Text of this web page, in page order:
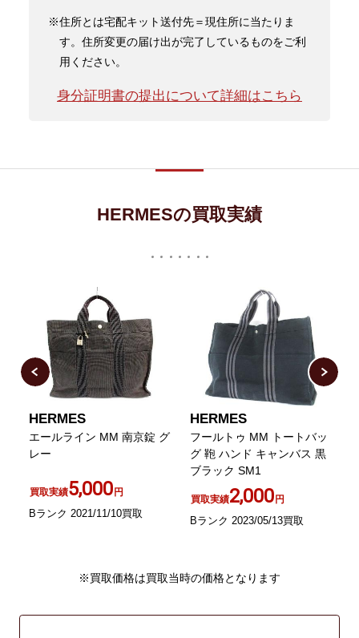
※住所とは宅配キット送付先＝現住所に当たりま
す。住所変更の届け出が完了しているものをご利
用ください。
身分証明書の提出について詳細はこちら
HERMESの買取実績
HERMES
エールライン MM 南京錠 グ
レー
買取実績5,000円
Bランク 2021/11/10買取
HERMES
フールトゥ MM トートバッ
グ 鞄 ハンド キャンバス 黒
ブラック SM1
買取実績2,000円
Bランク 2023/05/13買取
※買取価格は買取当時の価格となります